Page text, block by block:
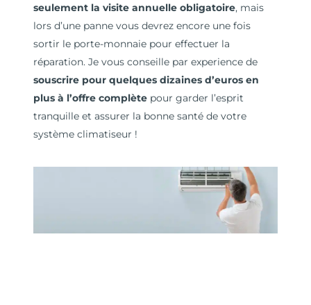
seulement la visite annuelle obligatoire, mais
lors d’une panne vous devrez encore une fois
sortir le porte-monnaie pour effectuer la
réparation. Je vous conseille par experience de
souscrire pour quelques dizaines d’euros en
plus à l’offre complètepour garder l’esprit
tranquille et assurer la bonne santé de votre
système climatiseur !